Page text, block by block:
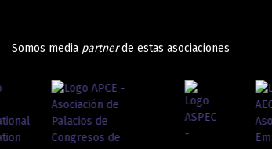
Somos media partnerde estas asociaciones